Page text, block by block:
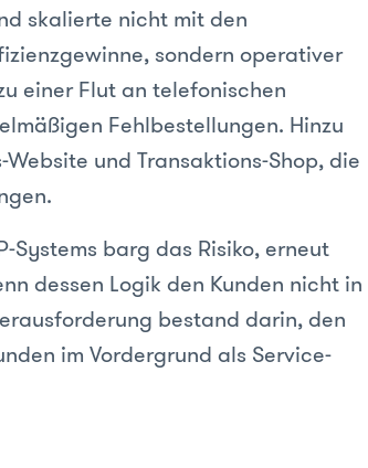
skalierte nicht mit den
sondern operativer
einer Flut an telefonischen
Fehlbestellungen. Hinzu
und Transaktions-Shop, die
Systems barg das Risiko, erneut
dessen Logik den Kunden nicht in
bestand darin, den
im Vordergrund als Service-